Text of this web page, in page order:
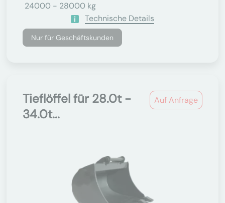
24000 - 28000 kg
Technische Details
Nur für Geschäftskunden
Auf Anfrage
Tieflöffel für 28.0t -
34.0t...